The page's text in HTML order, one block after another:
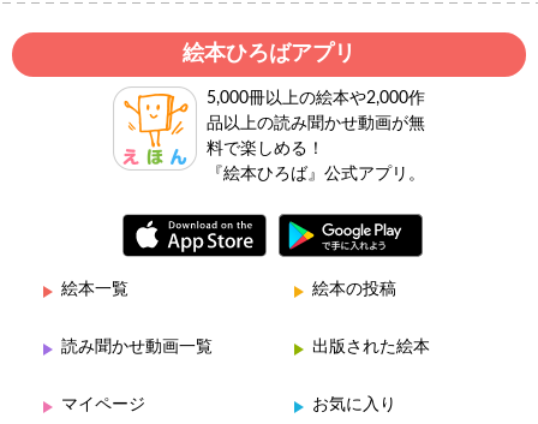
絵本ひろばアプリ
5,000冊以上の絵本や2,000作
品以上の読み聞かせ動画が無
料で楽しめる！
『絵本ひろば』公式アプリ。
絵本一覧 絵本の投稿
読み聞かせ動画一覧 出版された絵本
マイページ お気に入り